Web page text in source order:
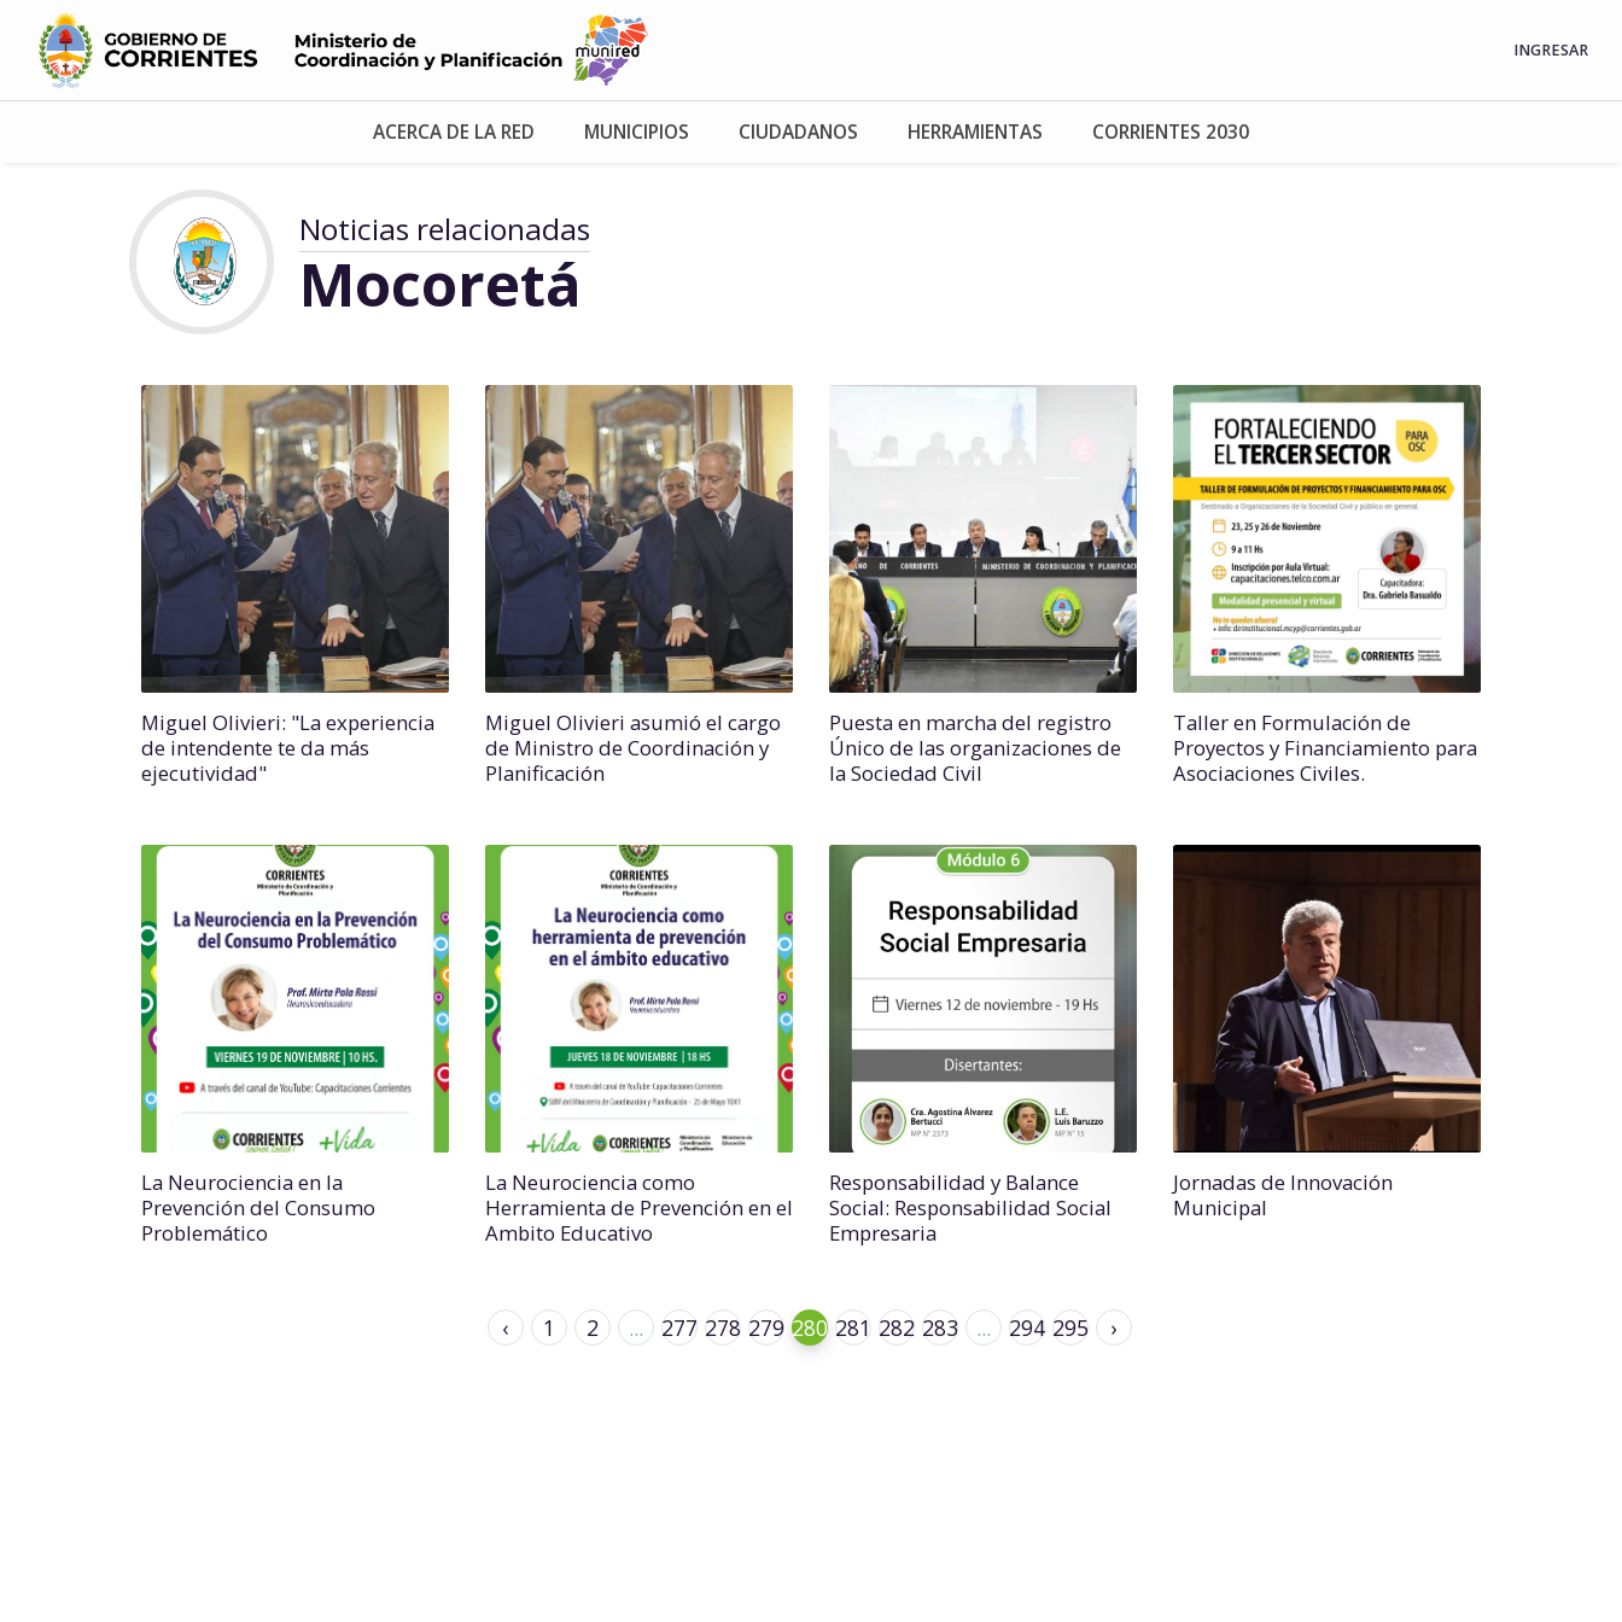
INGRESAR
ACERCA DE LA RED MUNICIPIOS CIUDADANOS HERRAMIENTAS CORRIENTES 2030
Noticias relacionadas
Mocoretá
Miguel Olivieri: "La experiencia
de intendente te da más
ejecutividad"
Miguel Olivieri asumió el cargo
de Ministro de Coordinación y
Planificación
Puesta en marcha del registro
Único de las organizaciones de
la Sociedad Civil
Taller en Formulación de
Proyectos y Financiamiento para
Asociaciones Civiles.
La Neurociencia en la
Prevención del Consumo
Problemático
La Neurociencia como
Herramienta de Prevención en el
Ambito Educativo
Responsabilidad y Balance
Social: Responsabilidad Social
Empresaria
Jornadas de Innovación
Municipal
‹ 1 2 ... 277 278 279 280 281 282 283 ... 294 295 ›